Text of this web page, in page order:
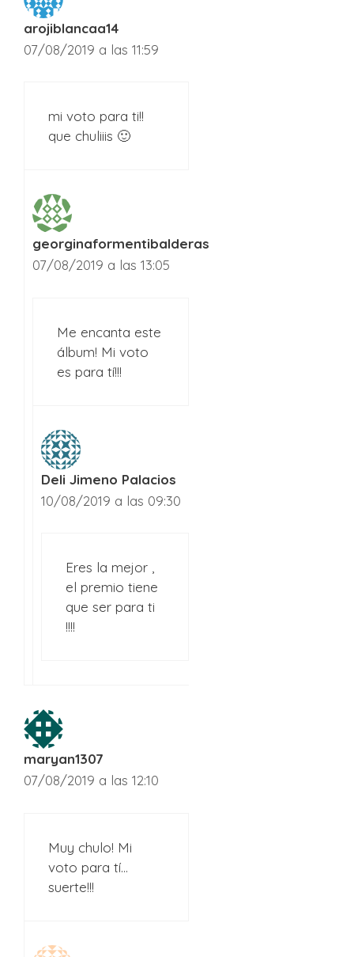
arojiblancaa14
07/08/2019 a las 11:59
mi voto para ti!!
que chuliiis 🙂
georginaformentibalderas
07/08/2019 a las 13:05
Me encanta este
álbum! Mi voto
es para tí!!!
Deli Jimeno Palacios
10/08/2019 a las 09:30
Eres la mejor ,
el premio tiene
que ser para ti
!!!!
maryan1307
07/08/2019 a las 12:10
Muy chulo! Mi
voto para tí…
suerte!!!